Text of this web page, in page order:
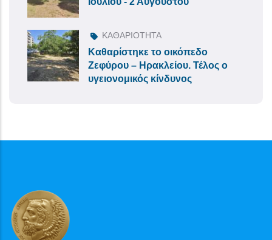
ΚΑΘΑΡΙΟΤΗΤΑ
Καθαρίστηκε το οικόπεδο
Ζεφύρου – Ηρακλείου. Τέλος ο
υγειονομικός κίνδυνος